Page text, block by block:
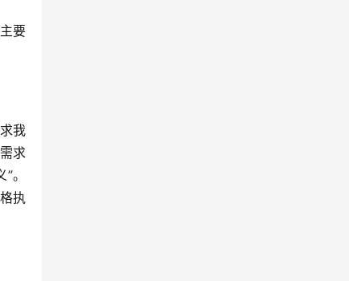
要
我
求
。
执